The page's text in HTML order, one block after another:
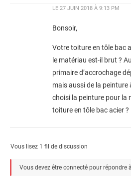
LE 27 JUIN 2018 À 9:13 PM
Bonsoir,
Votre toiture en tôle bac
le matériau est-il brut ?
primaire d’accrochage
mais aussi de la peinture
choisi la peinture pour la
toiture en tôle bac acier ?
Vous lisez 1 fil de discussion
Vous devez être connecté pour répondre